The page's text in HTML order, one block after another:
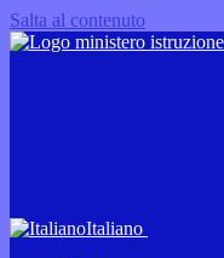
Salta al contenuto
Italiano